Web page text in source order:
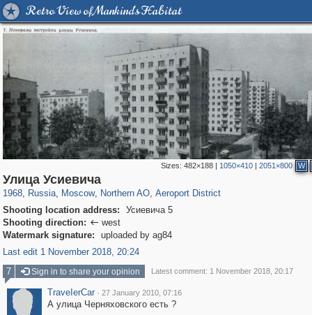
Retro View of Mankind's Habitat
Sizes: 482×188| 1050×410| 2051×800 W
Улица Усиевича
1968, Russia
1,407,351
, Moscow
319,882 8,286
, Northern AO
22,544
, Aeroport District
Shooting location address:
Усиевича 5
Shooting direction:  west
Watermark signature:
uploaded by ag84
Last edit 1 November 2018, 20:24
7
Sign in to share your opinion Latest comment: 1 November 2018, 20:17
ТrаvеIеrCar · 27 January 2010, 07:16
А улица Черняховского есть ?